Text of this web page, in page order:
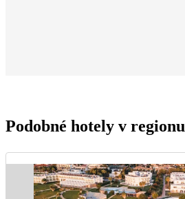
Podobné hotely v regionu